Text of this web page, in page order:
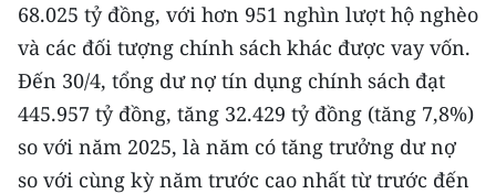
Chuyên trang TP. Hồ Chí Minh
CHUYÊN ĐỀ
CÁC CHUYÊN TRANG
68.025 tỷ đồng, với hơn 951 nghìn lượt hộ nghèo
và các đối tượng chính sách khác được vay vốn.
Đến 30/4, tổng dư nợ tín dụng chính sách đạt
445.957 tỷ đồng, tăng 32.429 tỷ đồng (tăng 7,8%)
so với năm 2025, là năm có tăng trưởng dư nợ
so với cùng kỳ năm trước cao nhất từ trước đến